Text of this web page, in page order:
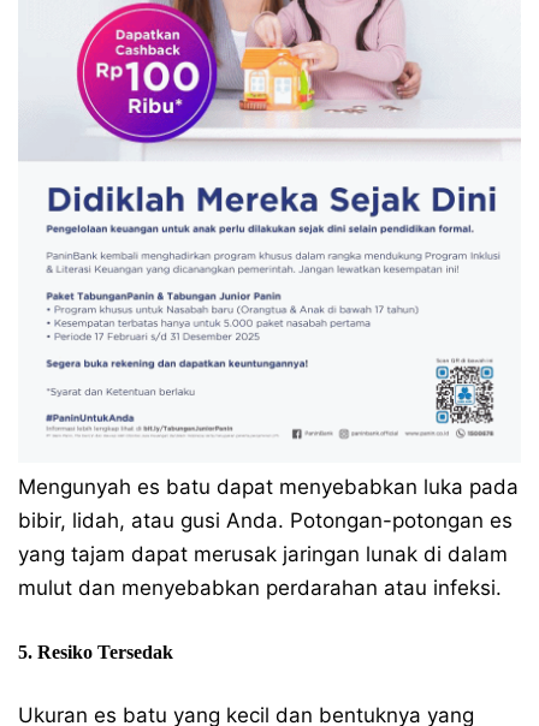
Mengunyah es batu dapat menyebabkan luka pada
bibir, lidah, atau gusi Anda. Potongan-potongan es
yang tajam dapat merusak jaringan lunak di dalam
mulut dan menyebabkan perdarahan atau infeksi.
5. Resiko Tersedak
Ukuran es batu yang kecil dan bentuknya yang